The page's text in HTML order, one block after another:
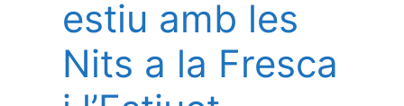
estiu amb les
Nits a la Fresca